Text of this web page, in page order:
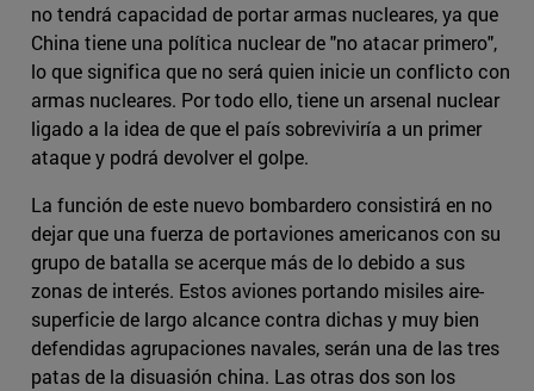
no tendrá capacidad de portar armas nucleares, ya que
China tiene una política nuclear de "no atacar primero",
lo que significa que no será quien inicie un conflicto con
armas nucleares. Por todo ello, tiene un arsenal nuclear
ligado a la idea de que el país sobreviviría a un primer
ataque y podrá devolver el golpe.
La función de este nuevo bombardero consistirá en no
dejar que una fuerza de portaviones americanos con su
grupo de batalla se acerque más de lo debido a sus
zonas de interés. Estos aviones portando misiles aire-
superficie de largo alcance contra dichas y muy bien
defendidas agrupaciones navales, serán una de las tres
patas de la disuasión china. Las otras dos son los